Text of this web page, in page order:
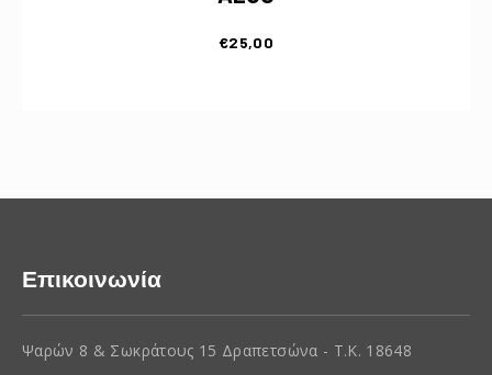
€25,00
Επικοινωνία
Ψαρών 8 & Σωκράτους 15 Δραπετσώνα - Τ.Κ. 18648